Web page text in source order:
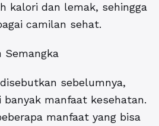
kalori dan lemak, sehingga
camilan sehat.
Semangka
sebelumnya,
banyak manfaat kesehatan.
manfaat yang bisa